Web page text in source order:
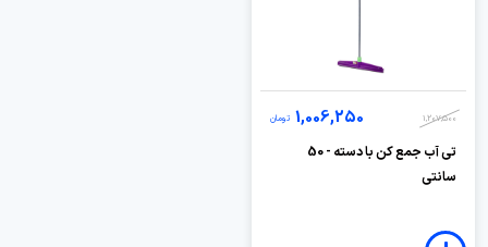
1,207,500
1,006,250 تومان
تی آب جمع کن با دسته - 50
سانتی